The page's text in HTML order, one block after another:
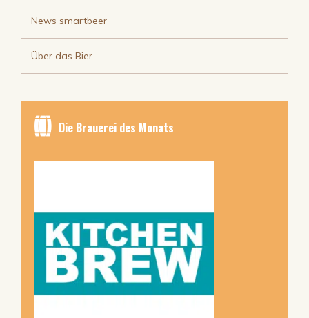
News smartbeer
Über das Bier
Die Brauerei des Monats